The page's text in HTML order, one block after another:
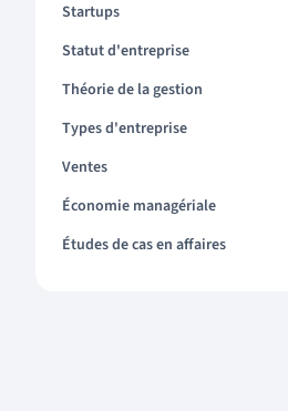
Startups
Statut d'entreprise
Théorie de la gestion
Types d'entreprise
Ventes
Économie managériale
Études de cas en affaires